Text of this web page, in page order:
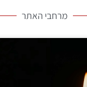
מרחבי האתר